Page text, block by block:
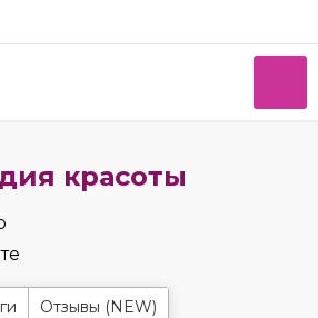
красоты
Отзывы (NEW)